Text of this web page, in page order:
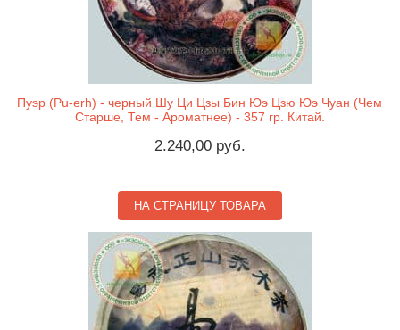
Пуэр (Pu-erh) - черный Шу Ци Цзы Бин Юэ Цзю Юэ Чуан (Чем
Старше, Тем - Ароматнее) - 357 гр. Китай.
2.240,00 руб.
НА СТРАНИЦУ ТОВАРА